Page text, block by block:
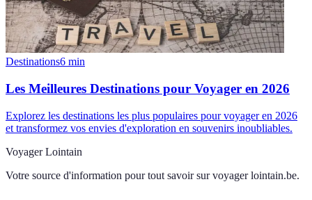
Destinations6 min
Les Meilleures Destinations pour Voyager en 2026
Explorez les destinations les plus populaires pour voyager en 2026
et transformez vos envies d'exploration en souvenirs inoubliables.
Voyager Lointain
Votre source d'information pour tout savoir sur voyager lointain.be.